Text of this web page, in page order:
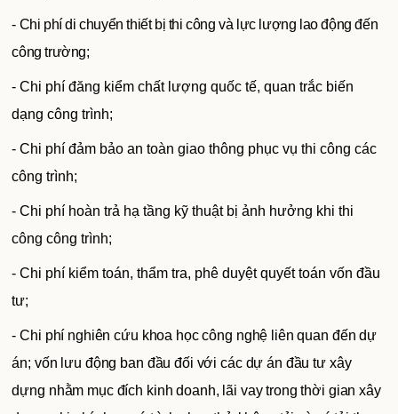
- Chi phí di chuyển thiết bị thi công và lực lượng lao động đến
công trường;
- Chi phí đăng kiểm chất lượng quốc tế, quan trắc biến
dạng công trình;
- Chi phí đảm bảo an toàn giao thông phục vụ thi công các
công trình;
- Chi phí hoàn trả hạ tầng kỹ thuật bị ảnh hưởng khi thi
công công trình;
- Chi phí kiểm toán, thẩm tra, phê duyệt quyết toán vốn đầu
tư;
- Chi phí nghiên cứu khoa học công nghệ liên quan đến dự
án; vốn lưu động ban đầu đối với các dự án đầu tư xây
dựng nhằm mục đích kinh doanh, lãi vay trong thời gian xây